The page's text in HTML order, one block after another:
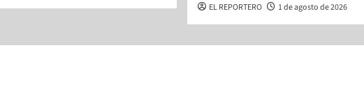
EL REPORTERO 1 de agosto de 2026